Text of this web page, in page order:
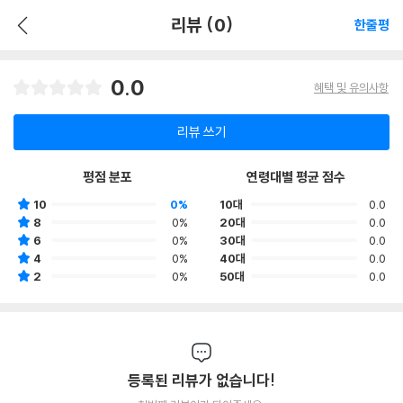
리뷰 (0) 한줄평
0.0 혜택 및 유의사항
리뷰 쓰기
평점 분포
10
0%
8
0%
6
0%
4
0%
2
0%
연령대별 평균 점수
10대
0.0
20대
0.0
30대
0.0
40대
0.0
50대
0.0
등록된 리뷰가 없습니다!